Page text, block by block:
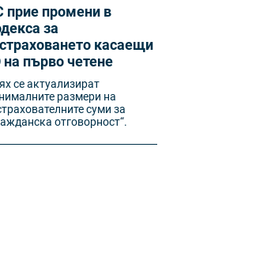
прие промени в
за
касаещи
на първо четене
се актуализират
размери на
суми за
отговорност“.